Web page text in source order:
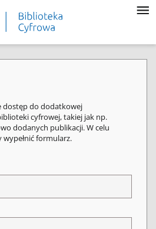
dostęp do dodatkowej
cyfrowej, takiej jak np.
dodanych publikacji. W celu
wypełnić formularz.